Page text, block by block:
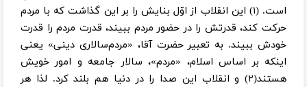
است. (۱) این انقلاب از اوّل بنایش را بر این گذاشت که با مردم
حرکت کند، قدرتش را در حضور مردم ببیند، قدرت مردم را قدرت
خودش ببیند. به تعبیر حضرت آقا، «مردم‌سالاری دینی» یعنی
اینکه بر اساس اسلام، «مردم»، سالار جامعه و امور خویش
هستند(۲) و انقلاب این صدا را در دنیا هم بلند کرد. لذا هر